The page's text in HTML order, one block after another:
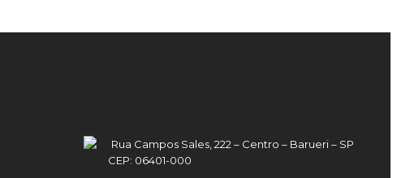
Rua Campos Sales, 222 – Centro – Barueri – SP
CEP: 06401-000